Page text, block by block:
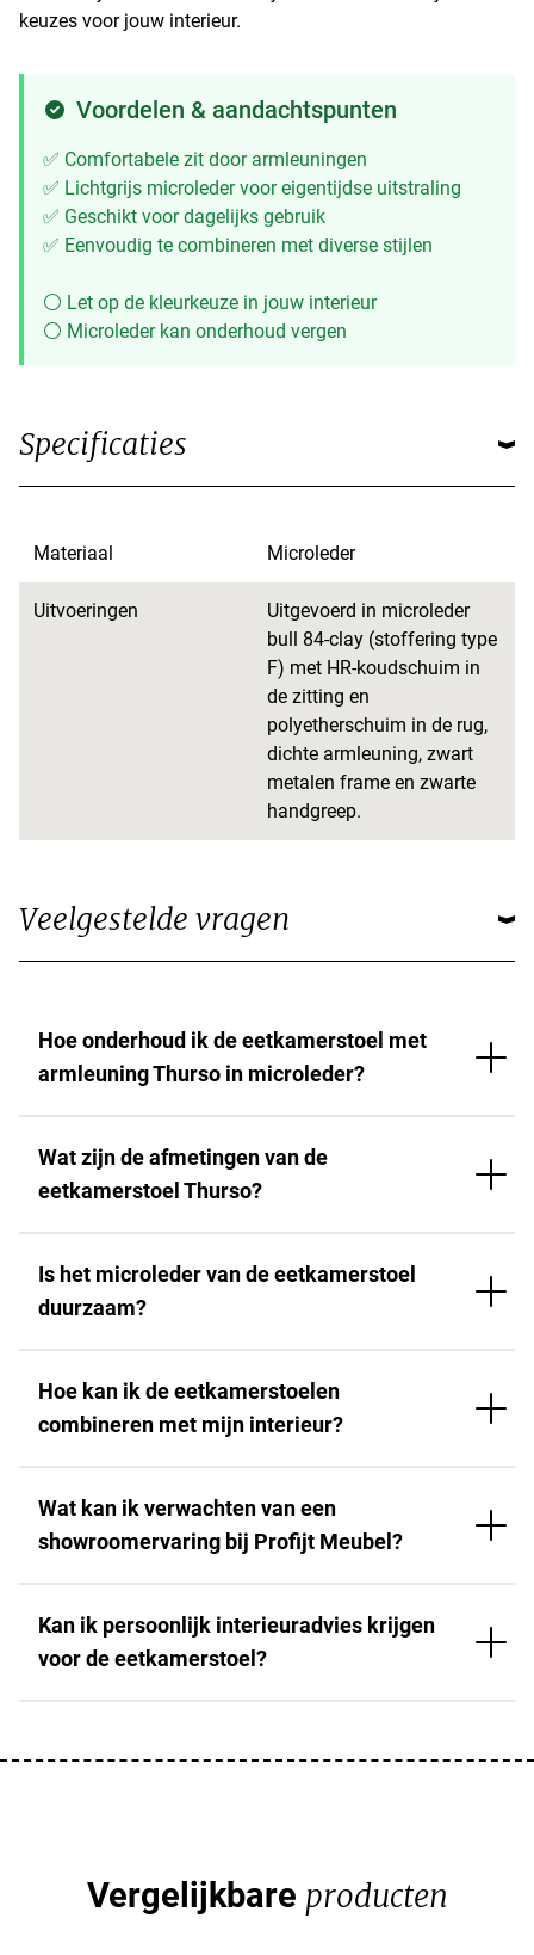
keuzes voor jouw interieur.
Voordelen & aandachtspunten
✅ Comfortabele zit door armleuningen
✅ Lichtgrijs microleder voor eigentijdse uitstraling
✅ Geschikt voor dagelijks gebruik
✅ Eenvoudig te combineren met diverse stijlen
⚪ Let op de kleurkeuze in jouw interieur
⚪ Microleder kan onderhoud vergen
Specificaties
Materiaal Microleder
Uitvoeringen
Uitgevoerd in microleder
bull 84-clay (stoffering type
F) met HR-koudschuim in
de zitting en
polyetherschuim in de rug,
dichte armleuning, zwart
metalen frame en zwarte
handgreep.
Veelgestelde vragen
Hoe onderhoud ik de eetkamerstoel met
armleuning Thurso in microleder?
Wat zijn de afmetingen van de
eetkamerstoel Thurso?
Is het microleder van de eetkamerstoel
duurzaam?
Hoe kan ik de eetkamerstoelen
combineren met mijn interieur?
Wat kan ik verwachten van een
showroomervaring bij Profijt Meubel?
Kan ik persoonlijk interieuradvies krijgen
voor de eetkamerstoel?
Vergelijkbare producten